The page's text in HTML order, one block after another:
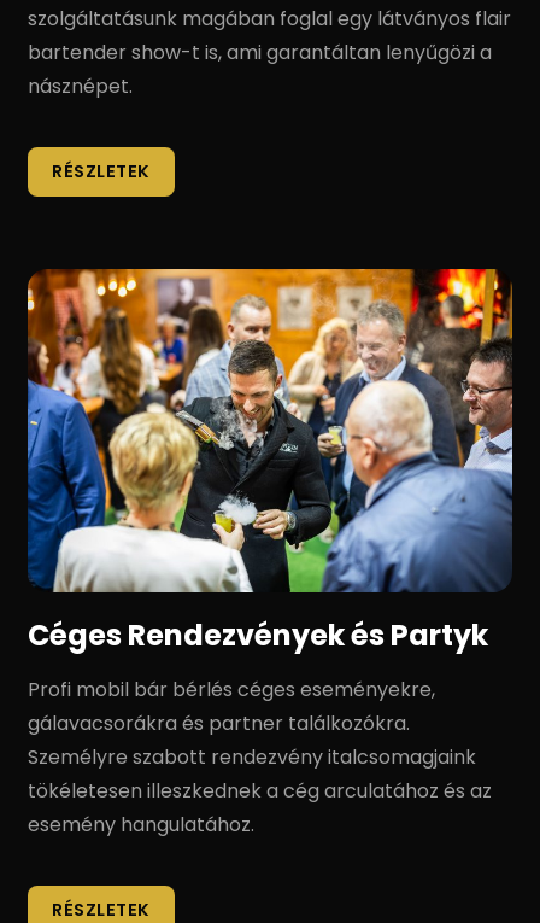
szolgáltatásunk magában foglal egy látványos flair
bartender show-t is, ami garantáltan lenyűgözi a
násznépet.
RÉSZLETEK
Céges Rendezvények és Partyk
Profi mobil bár bérlés céges eseményekre,
gálavacsorákra és partner találkozókra.
Személyre szabott rendezvény italcsomagjaink
tökéletesen illeszkednek a cég arculatához és az
esemény hangulatához.
RÉSZLETEK